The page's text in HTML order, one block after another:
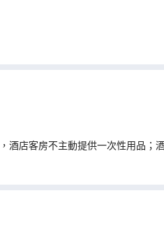
店客房不主動提供一次性用品；